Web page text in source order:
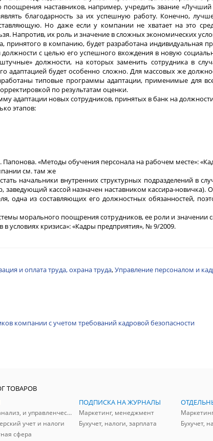
наставников, например, учредить звание «Лучший
благодарность за их успешную работу. Конечно,
Но даже если у компании не хватает на это
Напротив, их роль и значение в сложных экономических
принятого в компанию, будет разработана индивидуальная
должности с целью его успешного вхождения в новую
должности, на которых заменить сотрудника в
адаптацией будет особенно сложно. Для массовых же
типовые программы адаптации, применимые для
по результатам оценки.
адаптации новых сотрудников, принятых в банк на
этапов:
Папонова. «Методы обучения персонала на рабочем месте»:
см. там же
начальники внутренних структурных подразделений в
кассой назначен наставником кассира-новичка).
одна из составляющих его должностных обязанностей,
морального поощрения сотрудников, ее роли и значении
условиях кризиса»: «Кадры предприятия», № 9/2009.
и оплата труда, охрана труда,Управление персоналом и
компании c учетом требований кадровой безопасности
ТОВАРОВ
Аудит, анализ, и управленческий учет
учет и налоги
сфера
ПОДПИСКА НА ЖУРНАЛЫ
Маркетинг, менеджмент
Бухучет, налоги, зарплата
Бухучет,